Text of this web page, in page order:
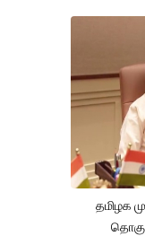
தமிழக